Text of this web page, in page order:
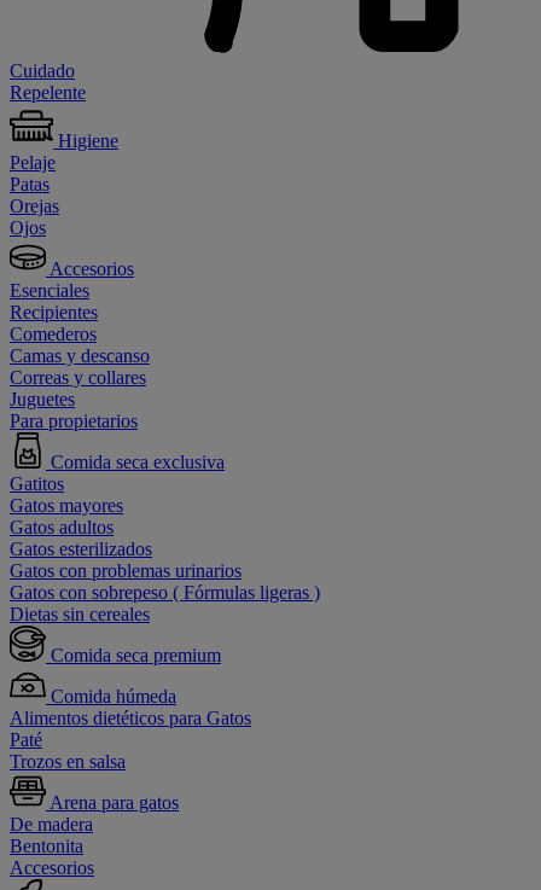
Cuidado
Repelente
Higiene
Pelaje
Patas
Orejas
Ojos
Accesorios
Esenciales
Recipientes
Comederos
Camas y descanso
Correas y collares
Juguetes
Para propietarios
Comida seca exclusiva
Gatitos
Gatos mayores
Gatos adultos
Gatos esterilizados
Gatos con problemas urinarios
Gatos con sobrepeso ( Fórmulas ligeras )
Dietas sin cereales
Comida seca premium
Comida húmeda
Alimentos dietéticos para Gatos
Paté
Trozos en salsa
Arena para gatos
De madera
Bentonita
Accesorios